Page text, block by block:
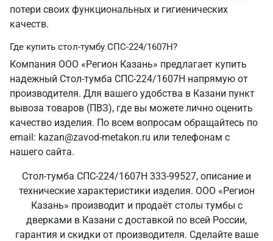
потери своих функциональных и гигиенических
качеств.
Где купить стол-тумбу СПС-224/1607Н?
Компания ООО «Регион Казань» предлагает купить
надежный Стол-тумба СПС-224/1607Н напрямую от
производителя. Для вашего удобства в Казани пункт
вывоза товаров (ПВЗ), где вы можете лично оценить
качество изделия. По всем вопросам обращайтесь по
email: kazan@zavod-metakon.ru или телефонам с
нашего сайта.
Стол-тумба СПС-224/1607Н 333-99527, описание и
технические характеристики изделия. ООО «Регион
Казань» производит и продаёт столы тумбы с
дверками в Казани с доставкой по всей России,
гарантия и скидки от производителя. Сделайте ваше